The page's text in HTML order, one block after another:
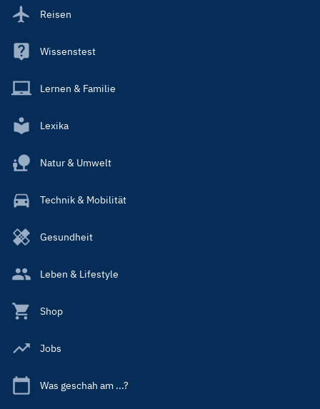
Reisen
Wissenstest
Lernen & Familie
Lexika
Natur & Umwelt
Technik & Mobilität
Gesundheit
Leben & Lifestyle
Shop
Jobs
Was geschah am ...?